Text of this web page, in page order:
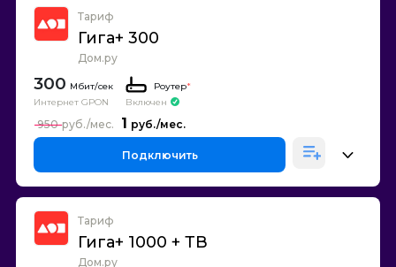
Тариф
Гига+ 300
Дом.ру
300
Интернет GPON
Роутер*
Включен
1
950
Подключить
Тариф
Гига+ 1000 + ТВ
Дом.ру